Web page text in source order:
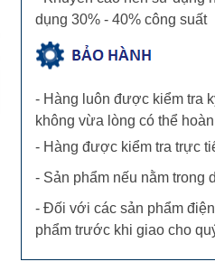
dụng 30% - 40% công suất
- Hàng luôn được kiểm tra
không vừa lòng có thể hoàn
- Hàng được kiểm tra trực
- Sản phẩm nếu nằm trong
- Đối với các sản phẩm
phẩm trước khi giao cho